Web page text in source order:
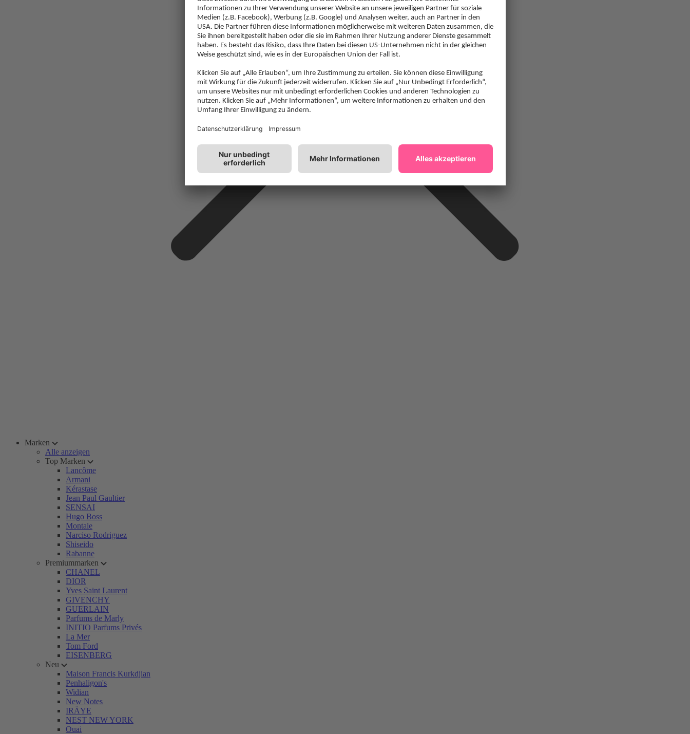
Marken
Alle anzeigen
Top Marken
Lancôme
Armani
Kérastase
Jean Paul Gaultier
SENSAI
Hugo Boss
Montale
Narciso Rodriguez
Shiseido
Rabanne
Premiummarken
CHANEL
DIOR
Yves Saint Laurent
GIVENCHY
GUERLAIN
Parfums de Marly
INITIO Parfums Privés
La Mer
Tom Ford
EISENBERG
Neu
Maison Francis Kurkdjian
Penhaligon's
Widian
New Notes
IRÄYE
NEST NEW YORK
Ouai